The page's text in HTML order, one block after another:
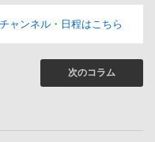
ャンネル・日程はこちら
次のコラム